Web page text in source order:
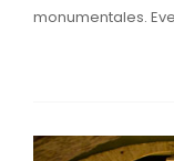
monumentales.